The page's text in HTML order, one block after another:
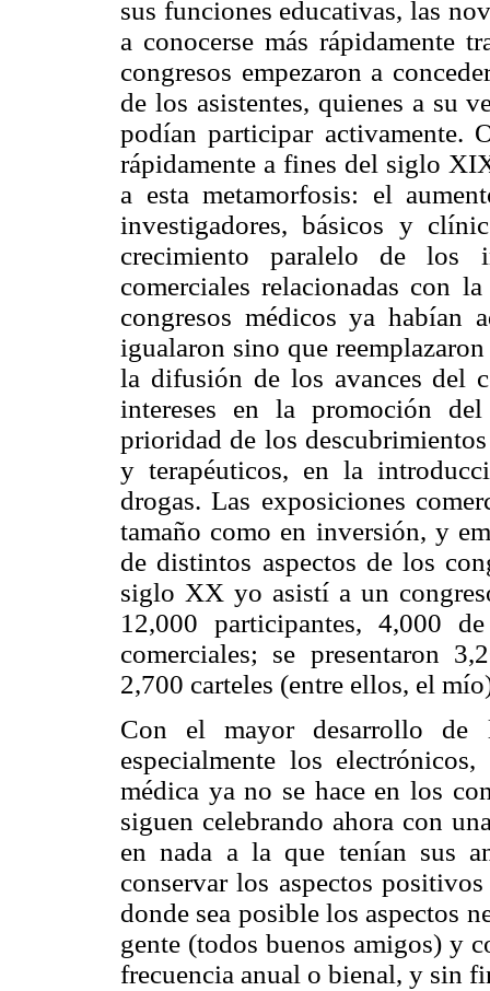
sus funciones educativas, las
a conocerse más rápidamente
congresos empezaron a
de los asistentes, quienes a su
podían participar activamente.
rápidamente a fines del siglo
a esta metamorfosis: el
investigadores, básicos y
crecimiento paralelo de los
comerciales relacionadas con
congresos médicos ya habían
igualaron sino que
la difusión de los avances del
intereses en la promoción
prioridad de los
y terapéuticos, en la
drogas. Las exposiciones
tamaño como en inversión, y
de distintos aspectos de los
siglo XX yo asistí a un
12,000 participantes, 4,000
comerciales; se presentaron
2,700 carteles (entre ellos, el
Con el mayor desarrollo de
especialmente los
médica ya no se hace en los
siguen celebrando ahora con
en nada a la que tenían sus
conservar los aspectos
donde sea posible los aspectos
gente (todos buenos amigos) y
frecuencia anual o bienal, y sin